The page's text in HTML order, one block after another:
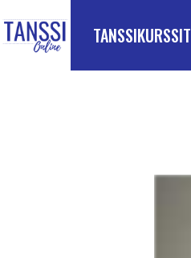
TANSSIKURSSIT